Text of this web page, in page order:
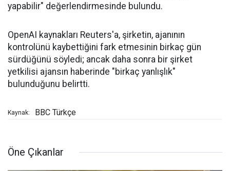
yapabilir" değerlendirmesinde bulundu.
OpenAI kaynakları Reuters'a, şirketin, ajanının
kontrolünü kaybettiğini fark etmesinin birkaç gün
sürdüğünü söyledi; ancak daha sonra bir şirket
yetkilisi ajansın haberinde "birkaç yanlışlık"
bulunduğunu belirtti.
Kaynak: BBC Türkçe
Öne Çıkanlar